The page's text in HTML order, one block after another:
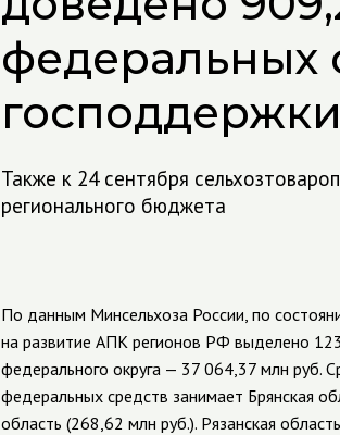
федеральных
господдержки
Также к 24 сентября
регионального бюджета
По данным Минсельхоза России, по
на развитие АПК регионов РФ выделено
федерального округа — 37 064,37 млн руб.
федеральных средств занимает Брянская
область (268,62 млн руб.). Рязанская